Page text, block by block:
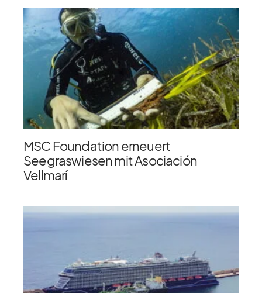
MSC Foundation erneuert
Seegraswiesen mit Asociación
Vellmarí